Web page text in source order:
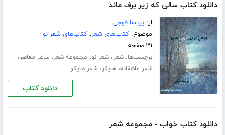
دانلود کتاب سالی که زیر برف ماند
از:پریسا فوجی
موضوع:کتاب‌های شعر،کتاب‌های شعر نو
۳۱ صفحه
برچسب‌ها:شعر،شعر نو، مجموعه شعر،شاعر معاصر،
شعر عاشقانه،هایکو،شعر هایکو
دانلود کتاب
دانلود کتاب خواب - مجموعه شعر